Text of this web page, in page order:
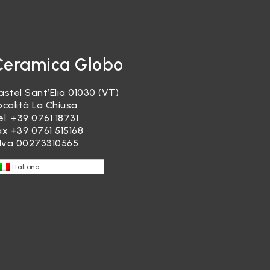
Globo
Sant’Elia 01030 (VT)
La Chiusa
+39 0761 18731
+39 0761 515168
00273310565
Italiano